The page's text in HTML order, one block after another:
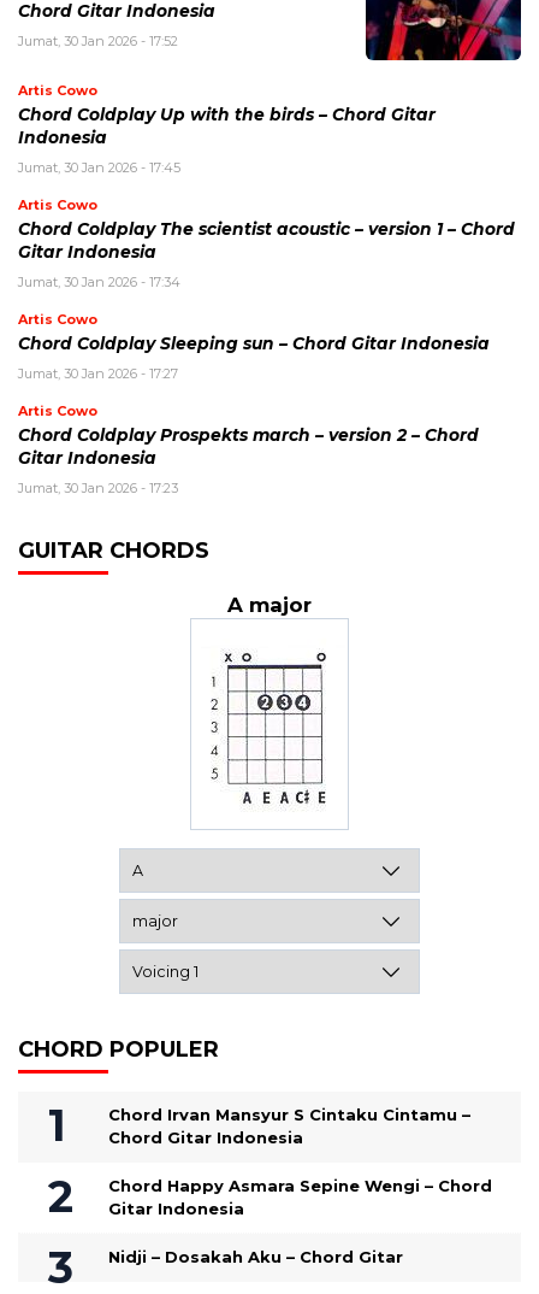
Chord Gitar Indonesia
Jumat, 30 Jan 2026 - 17:52
Artis Cowo
Chord Coldplay Up with the birds – Chord Gitar
Indonesia
Jumat, 30 Jan 2026 - 17:45
Artis Cowo
Chord Coldplay The scientist acoustic – version 1 – Chord
Gitar Indonesia
Jumat, 30 Jan 2026 - 17:34
Artis Cowo
Chord Coldplay Sleeping sun – Chord Gitar Indonesia
Jumat, 30 Jan 2026 - 17:27
Artis Cowo
Chord Coldplay Prospekts march – version 2 – Chord
Gitar Indonesia
Jumat, 30 Jan 2026 - 17:23
GUITAR CHORDS
A major
CHORD POPULER
Chord Irvan Mansyur S Cintaku Cintamu –
Chord Gitar Indonesia
Chord Happy Asmara Sepine Wengi – Chord
Gitar Indonesia
Nidji – Dosakah Aku – Chord Gitar